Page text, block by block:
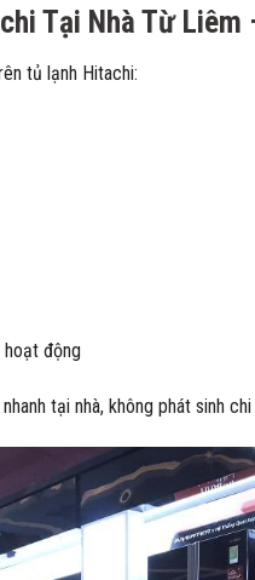
Tại Nhà Từ Liêm
tủ lạnh Hitachi:
hoạt động
tại nhà, không phát sinh chi